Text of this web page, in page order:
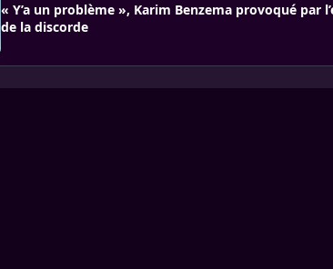
« Y’a un problème », Karim Benzema provoqué par
de la discorde